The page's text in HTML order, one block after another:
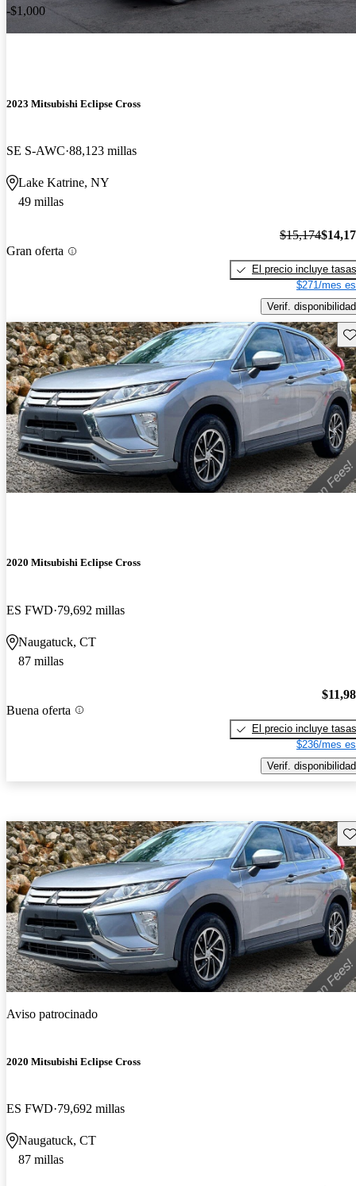
-$1,000
2023 Mitsubishi Eclipse Cross
SE S-AWC 88,123 millas
Lake Katrine, NY
49 millas
Gran oferta
$15,174
El precio incluye tasas
$271/mes
Verif. disponibilidad
2020 Mitsubishi Eclipse Cross
ES FWD 79,692 millas
Naugatuck, CT
87 millas
Buena oferta
El precio incluye tasas
$236/mes
Verif. disponibilidad
Aviso patrocinado
2020 Mitsubishi Eclipse Cross
ES FWD 79,692 millas
Naugatuck, CT
87 millas